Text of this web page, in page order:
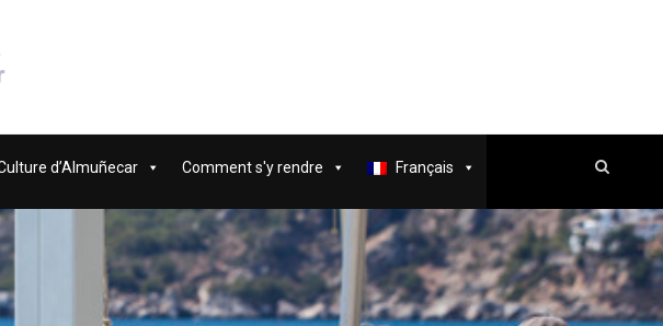
d’Almuñecar Comment s'y rendre Français